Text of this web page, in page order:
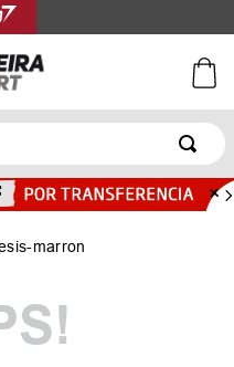
marron